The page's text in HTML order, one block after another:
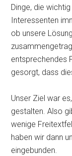
Dinge, die
Interessenten
ob unsere
entsprechendes
gesorgt, dass
Unser Ziel war
gestalten. Also
wenige
haben wir dann
eingebunden.